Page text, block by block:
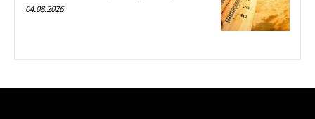
04.08.2026